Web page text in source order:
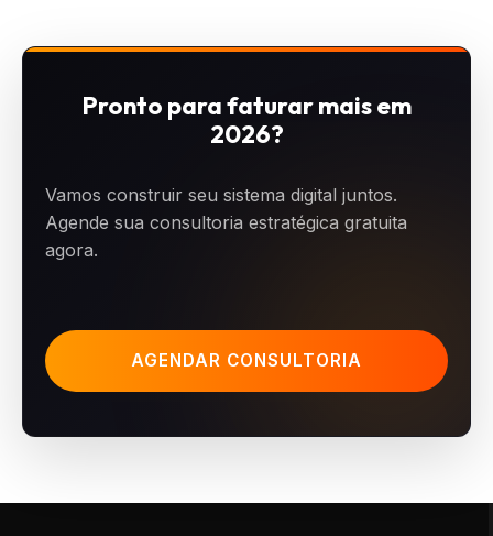
Pronto para faturar mais em
2026?
Vamos construir seu sistema digital juntos.
Agende sua consultoria estratégica gratuita
agora.
AGENDAR CONSULTORIA